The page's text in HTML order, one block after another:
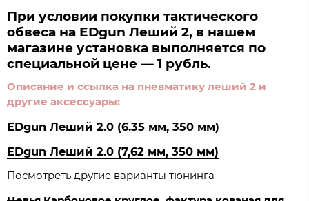
При условии покупки тактического
обвеса на EDgun Леший 2, в нашем
магазине установка выполняется по
специальной цене — 1 рубль.
Описание и ссылка на пневматику леший 2 и
другие аксессуары:
EDgun Леший 2.0 (6.35 мм, 350 мм)
EDgun Леший 2.0 (7,62 мм, 350 мм)
Посмотреть другие варианты тюнинга